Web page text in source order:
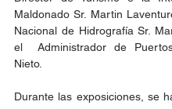
Maldonado Sr. Martin
Nacional de Hidrografía Sr.
el  Administrador de
Nieto.
Durante las exposiciones, se